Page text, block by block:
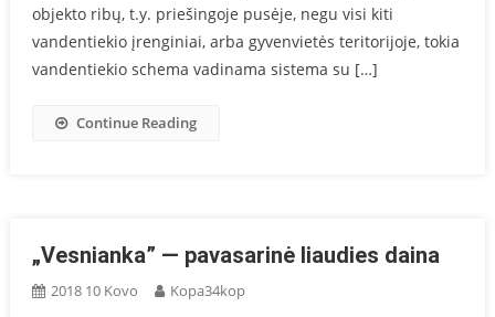
objekto ribų, t.y. priešingoje pusėje, negu visi kiti
vandentiekio įrenginiai, arba gyvenvietės teritorijoje, tokia
vandentiekio schema vadinama sistema su […]
Continue Reading
„Vesnianka” — pavasarinė liaudies daina
2018 10 Kovo Kopa34kop